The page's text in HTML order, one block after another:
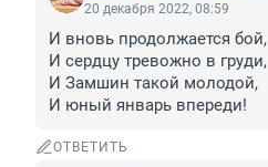
20 декабря 2022, 08:59
И вновь продолжается бой,
И сердцу тревожно в груди,
И Замшин такой молодой,
И юный январь впереди!
ОТВЕТИТЬ